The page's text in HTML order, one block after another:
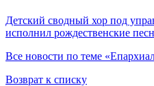
Детский сводный хор под
исполнил рождественские
Все новости по теме
Возврат к списку